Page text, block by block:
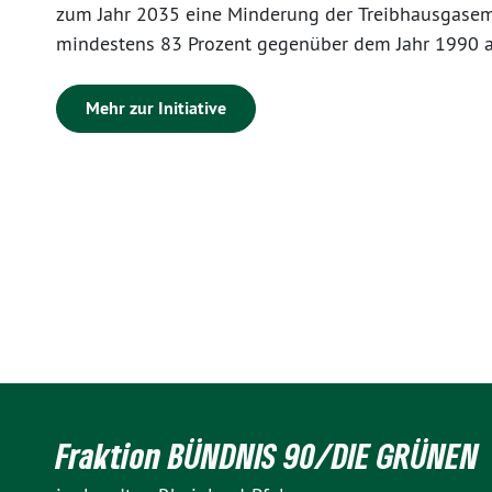
zum Jahr 2035 eine Minderung der
mindestens 83 Prozent gegenüber dem Jahr 1990
Jahr 2030 bilanziell zu 100 Prozent durch Strom aus
erneuerbaren Energien gedeckt werden. Das Land
Mehr zur Initiative
Fraktion BÜNDNIS 90/DIE GRÜNEN